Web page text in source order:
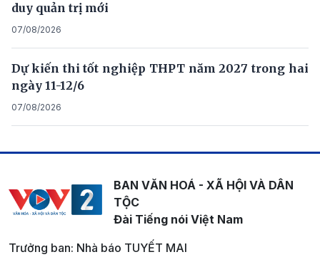
duy quản trị mới
07/08/2026
Dự kiến thi tốt nghiệp THPT năm 2027 trong hai
ngày 11-12/6
07/08/2026
BAN VĂN HOÁ - XÃ HỘI VÀ DÂN
TỘC
Đài Tiếng nói Việt Nam
Trưởng ban: Nhà báo TUYẾT MAI